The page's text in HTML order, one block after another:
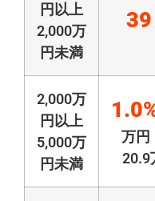
円以上
2,000万
円未満
39
2,000万
円以上
5,000万
円未満
万円
20.9